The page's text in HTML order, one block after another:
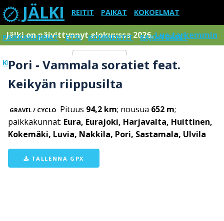
JÄLKI REITIT PAIKAT KOKOELMAT
PAIKKAKUNNAT ETSI KOMMENTIT RAJOITUKSET
KIRJAUDU SISÄÄN Menu
Jälki on päivittynnyt elokuussa 2026.Lue tarkemmin
Pori - Vammala soratiet feat.
Keikyän riippusilta
GRAVEL / CYCLO Pituus 94,2 km; nousua 652 m;
paikkakunnat: Eura, Eurajoki, Harjavalta, Huittinen,
Kokemäki, Luvia, Nakkila, Pori, Sastamala, Ulvila
TALLENNA GPX